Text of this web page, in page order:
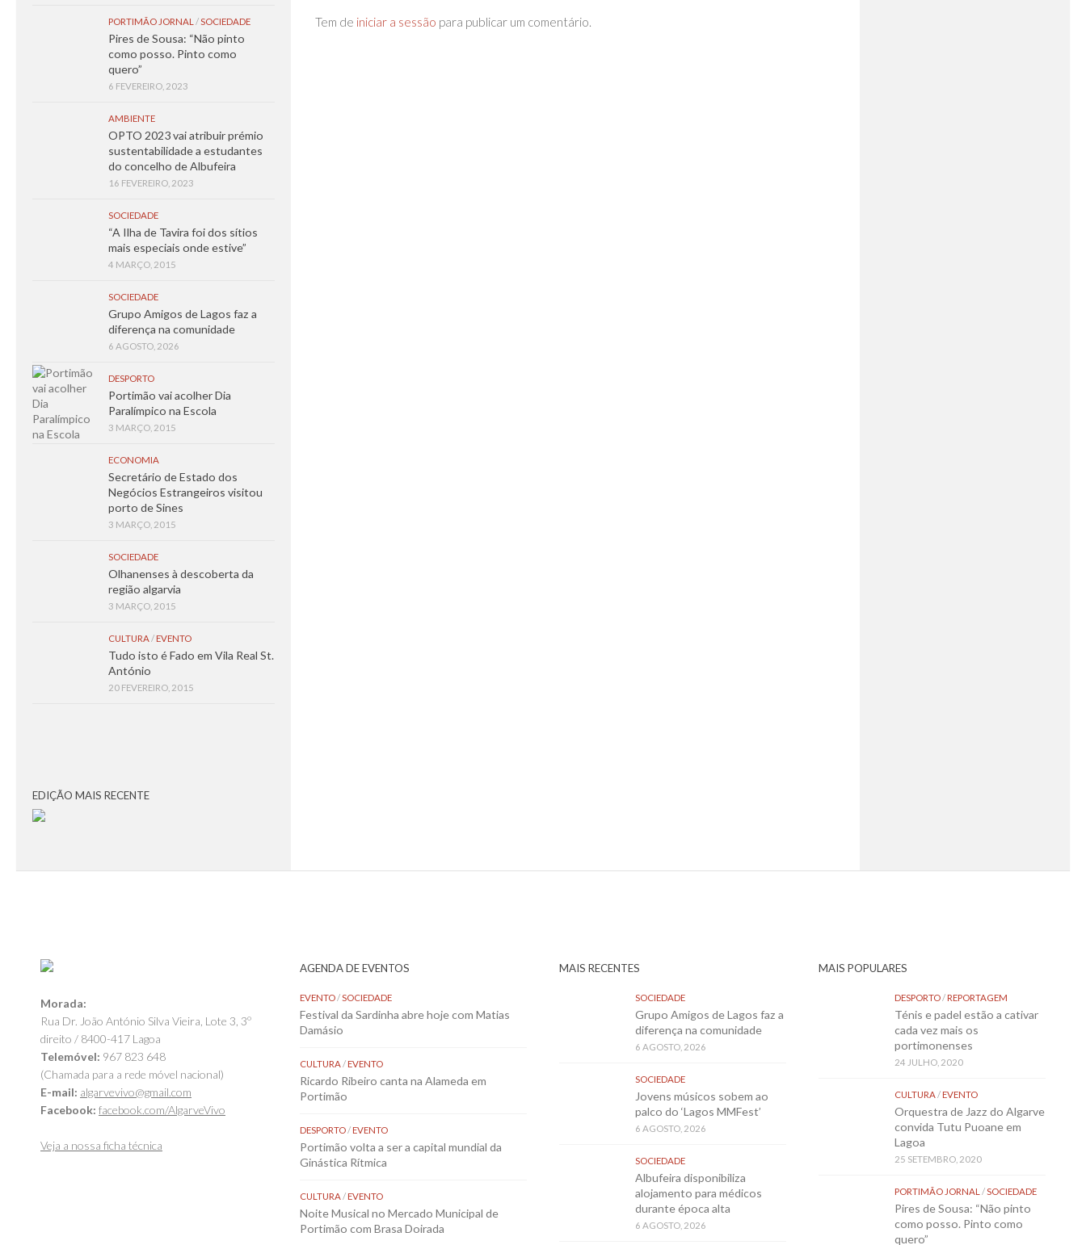
Tem de iniciar a sessão para publicar um comentário.
PORTIMÃO JORNAL /SOCIEDADE
Pires de Sousa: “Não pinto
como posso. Pinto como
quero”
6 FEVEREIRO, 2023
AMBIENTE
OPTO 2023 vai atribuir prémio
sustentabilidade a estudantes
do concelho de Albufeira
16 FEVEREIRO, 2023
SOCIEDADE
“A Ilha de Tavira foi dos sítios
mais especiais onde estive”
4 MARÇO, 2015
SOCIEDADE
Grupo Amigos de Lagos faz a
diferença na comunidade
6 AGOSTO, 2026
DESPORTO
Portimão vai acolher Dia
Paralímpico na Escola
3 MARÇO, 2015
ECONOMIA
Secretário de Estado dos
Negócios Estrangeiros visitou
porto de Sines
3 MARÇO, 2015
SOCIEDADE
Olhanenses à descoberta da
região algarvia
3 MARÇO, 2015
CULTURA/ EVENTO
Tudo isto é Fado em Vila Real St.
António
20 FEVEREIRO, 2015
EDIÇÃO MAIS RECENTE
Morada:
Rua Dr. João António Silva Vieira, Lote 3, 3º
direito / 8400-417 Lagoa
Telemóvel: 967 823 648
(Chamada para a rede móvel nacional)
E-mail: algarvevivo@gmail.com
Facebook: facebook.com/AlgarveVivo
Veja a nossa ficha técnica
AGENDA DE EVENTOS
EVENTO/SOCIEDADE
Festival da Sardinha abre hoje com Matias
Damásio
CULTURA/EVENTO
Ricardo Ribeiro canta na Alameda em
Portimão
DESPORTO/EVENTO
Portimão volta a ser a capital mundial da
Ginástica Rítmica
CULTURA/EVENTO
Noite Musical no Mercado Municipal de
Portimão com Brasa Doirada
MAIS RECENTES
SOCIEDADE
Grupo Amigos de Lagos faz a
diferença na comunidade
6 AGOSTO, 2026
SOCIEDADE
Jovens músicos sobem ao
palco do ‘Lagos MMFest’
6 AGOSTO, 2026
SOCIEDADE
Albufeira disponibiliza
alojamento para médicos
durante época alta
6 AGOSTO, 2026
MAIS POPULARES
DESPORTO/REPORTAGEM
Ténis e padel estão a cativar
cada vez mais os
portimonenses
24 JULHO, 2020
CULTURA/EVENTO
Orquestra de Jazz do Algarve
convida Tutu Puoane em
Lagoa
25 SETEMBRO, 2020
PORTIMÃO JORNAL /SOCIEDADE
Pires de Sousa: “Não pinto
como posso. Pinto como
quero”